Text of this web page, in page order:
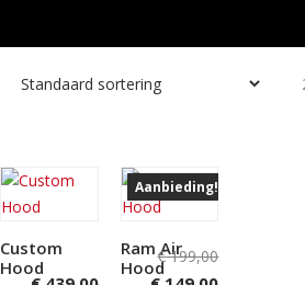
Custom
Hood
Aanbieding!
Ram Air
Hood
€199,00